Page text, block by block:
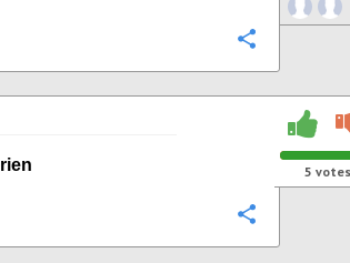
5 votes